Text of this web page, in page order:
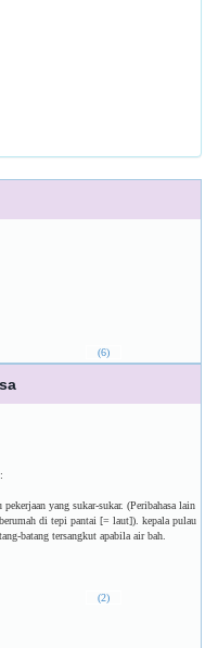
(6)
yang sukar-sukar. (Peribahasa lain
di tepi pantai [= laut]). kepala pulau
batang tersangkut apabila air bah.
(2)